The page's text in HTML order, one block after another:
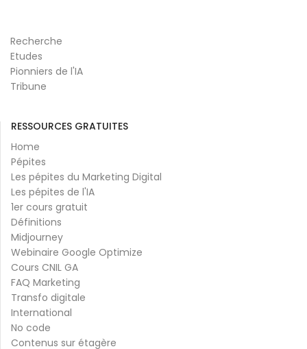
Recherche
Etudes
Pionniers de l'IA
Tribune
RESSOURCES GRATUITES
Home
Pépites
Les pépites du Marketing Digital
Les pépites de l'IA
1er cours gratuit
Définitions
Midjourney
Webinaire Google Optimize
Cours CNIL GA
FAQ Marketing
Transfo digitale
International
No code
Contenus sur étagère